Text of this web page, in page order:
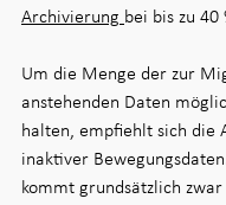
Archivierung bei bis zu 40
Um die Menge der zur
anstehenden Daten
halten, empfiehlt sich die
inaktiver
kommt grundsätzlich